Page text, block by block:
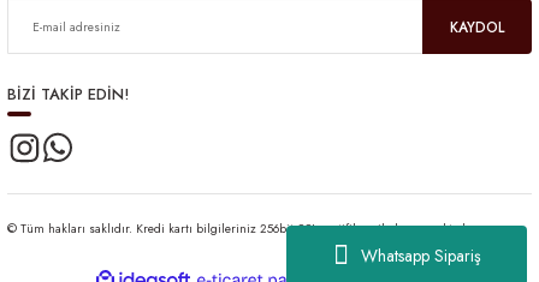
Whatsapp Sipariş
KAYDOL
BİZİ TAKİP EDİN!
© Tüm hakları saklıdır. Kredi kartı bilgileriniz 256bit SSL sertifikası ile korunmaktadır.
ideasoft